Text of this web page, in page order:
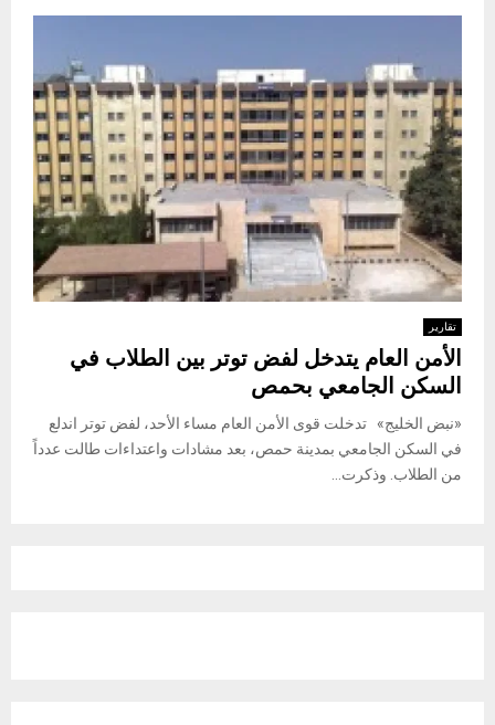
تقارير
الأمن العام يتدخل لفض توتر بين الطلاب في
السكن الجامعي بحمص
«نبض الخليج» تدخلت قوى الأمن العام مساء الأحد، لفض توتر اندلع
في السكن الجامعي بمدينة حمص، بعد مشادات واعتداءات طالت عدداً
من الطلاب. وذكرت...